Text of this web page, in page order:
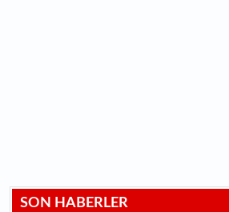
SON HABERLER